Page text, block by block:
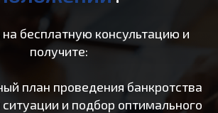
бесплатную консультацию и
получите:
план проведения банкротства
и подбор оптимального